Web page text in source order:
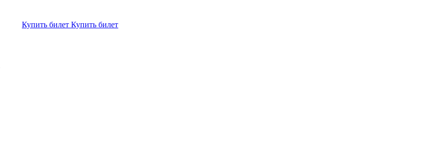
Купить билетКупить билет